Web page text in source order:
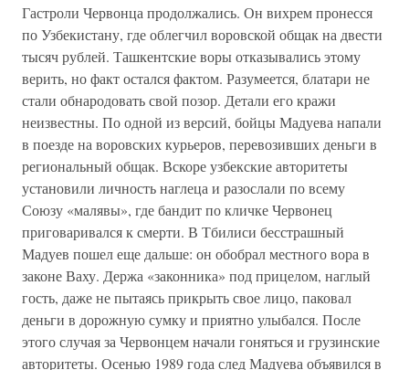
Гастроли Червонца продолжались. Он вихрем пронесся
по Узбекистану, где облегчил воровской общак на двести
тысяч рублей. Ташкентские воры отказывались этому
верить, но факт остался фактом. Разумеется, блатари не
стали обнародовать свой позор. Детали его кражи
неизвестны. По одной из версий, бойцы Мадуева напали
в поезде на воровских курьеров, перевозивших деньги в
региональный общак. Вскоре узбекские авторитеты
установили личность наглеца и разослали по всему
Союзу «малявы», где бандит по кличке Червонец
приговаривался к смерти. В Тбилиси бесстрашный
Мадуев пошел еще дальше: он обобрал местного вора в
законе Ваху. Держа «законника» под прицелом, наглый
гость, даже не пытаясь прикрыть свое лицо, паковал
деньги в дорожную сумку и приятно улыбался. После
этого случая за Червонцем начали гоняться и грузинские
авторитеты. Осенью 1989 года след Мадуева объявился в